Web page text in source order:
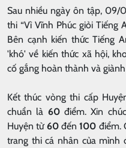
Sau nhiều ngày ôn tập, 09/
thi “Vì Vĩnh Phúc giỏi Tiếng
Bên cạnh kiến thức Tiếng
'khó' về kiến thức xã hội,
cố gắng hoàn thành và
Kết thúc vòng thi cấp
chuẩn là 60điểm. Xin
Huyện từ60 đến100 điểm.
trang thi cá nhân của mình